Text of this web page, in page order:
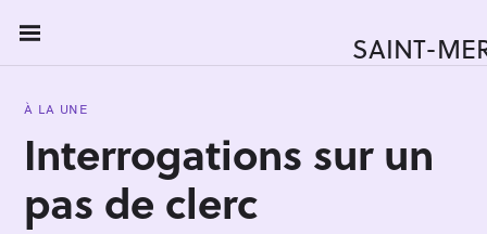
i
SAINT-
À LA UNE
Interrogations sur un
pas de clerc